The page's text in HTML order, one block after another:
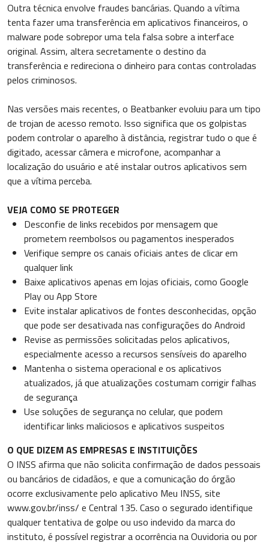
Outra técnica envolve fraudes bancárias. Quando a vítima
tenta fazer uma transferência em aplicativos financeiros, o
malware pode sobrepor uma tela falsa sobre a interface
original. Assim, altera secretamente o destino da
transferência e redireciona o dinheiro para contas controladas
pelos criminosos.
Nas versões mais recentes, o Beatbanker evoluiu para um tipo
de trojan de acesso remoto. Isso significa que os golpistas
podem controlar o aparelho à distância, registrar tudo o que é
digitado, acessar câmera e microfone, acompanhar a
localização do usuário e até instalar outros aplicativos sem
que a vítima perceba.
VEJA COMO SE PROTEGER
Desconfie de links recebidos por mensagem que
prometem reembolsos ou pagamentos inesperados
Verifique sempre os canais oficiais antes de clicar em
qualquer link
Baixe aplicativos apenas em lojas oficiais, como Google
Play ou App Store
Evite instalar aplicativos de fontes desconhecidas, opção
que pode ser desativada nas configurações do Android
Revise as permissões solicitadas pelos aplicativos,
especialmente acesso a recursos sensíveis do aparelho
Mantenha o sistema operacional e os aplicativos
atualizados, já que atualizações costumam corrigir falhas
de segurança
Use soluções de segurança no celular, que podem
identificar links maliciosos e aplicativos suspeitos
O QUE DIZEM AS EMPRESAS E INSTITUIÇÕES
O INSS afirma que não solicita confirmação de dados pessoais
ou bancários de cidadãos, e que a comunicação do órgão
ocorre exclusivamente pelo aplicativo Meu INSS, site
www.gov.br/inss/ e Central 135. Caso o segurado identifique
qualquer tentativa de golpe ou uso indevido da marca do
instituto, é possível registrar a ocorrência na Ouvidoria ou por